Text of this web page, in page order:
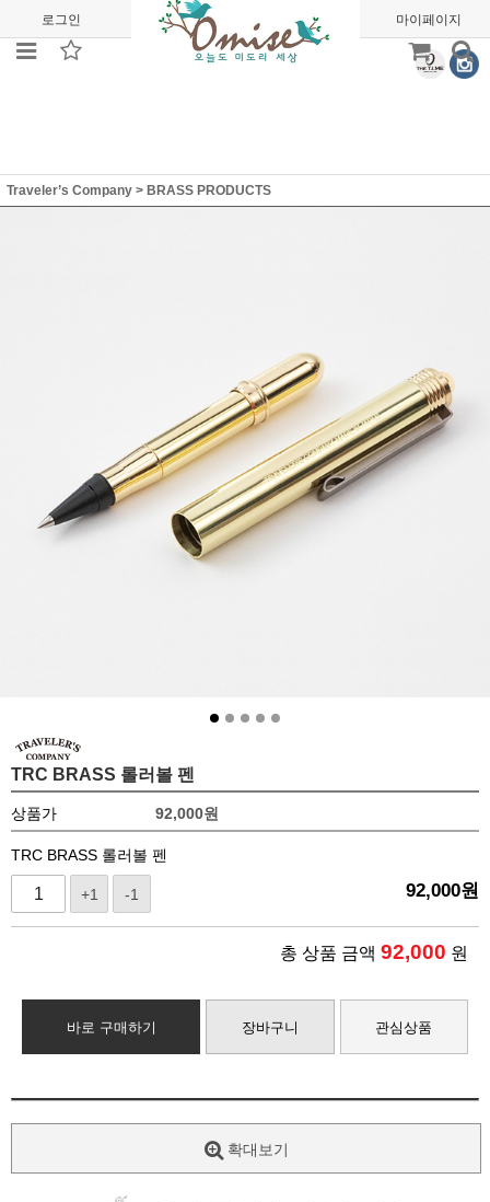
로그인 회원가입 주문조회 마이페이지
Traveler’s Company > BRASS PRODUCTS
TRC BRASS 롤러볼 펜
상품가 92,000원
TRC BRASS 롤러볼 펜
+1 -1 92,000원
총 상품 금액 92,000 원
바로 구매하기 장바구니 관심상품
확대보기